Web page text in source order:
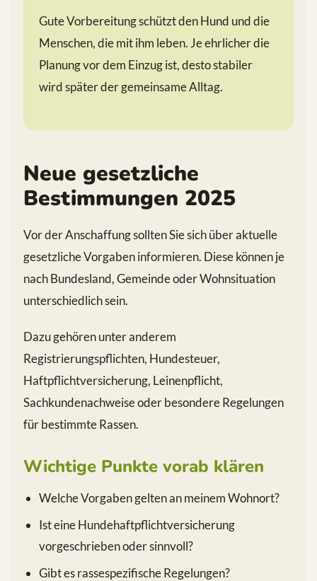
Gute Vorbereitung schützt den Hund und die
Menschen, die mit ihm leben. Je ehrlicher die
Planung vor dem Einzug ist, desto stabiler
wird später der gemeinsame Alltag.
Neue gesetzliche
Bestimmungen 2025
Vor der Anschaffung sollten Sie sich über aktuelle
gesetzliche Vorgaben informieren. Diese können je
nach Bundesland, Gemeinde oder Wohnsituation
unterschiedlich sein.
Dazu gehören unter anderem
Registrierungspflichten, Hundesteuer,
Haftpflichtversicherung, Leinenpflicht,
Sachkundenachweise oder besondere Regelungen
für bestimmte Rassen.
Wichtige Punkte vorab klären
Welche Vorgaben gelten an meinem Wohnort?
Ist eine Hundehaftpflichtversicherung
vorgeschrieben oder sinnvoll?
Gibt es rassespezifische Regelungen?